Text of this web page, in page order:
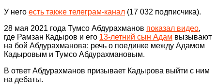
У него есть также телеграм-канал (17 032 подписчика).
28 мая 2021 года Тумсо Абдурахманов показал видео,
где Рамзан Кадыров и его 13-летний сын Адам вызывают
на бой Абдурахманова: речь о поединке между Адамом
Кадыровым и Тумсо Абдурахмановым.
В ответ Абдурахманов призывает Кадырова выйти с ним
на дебаты.